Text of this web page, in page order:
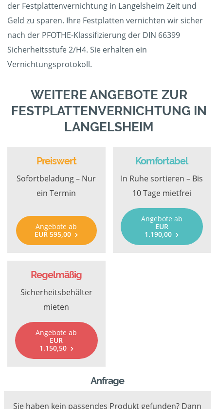
der Festplattenvernichtung in Langelsheim Zeit und
Geld zu sparen. Ihre Festplatten vernichten wir sicher
nach der PFOTHE-Klassifizierung der DIN 66399
Sicherheitsstufe 2/H4. Sie erhalten ein
Vernichtungsprotokoll.
WEITERE ANGEBOTE ZUR
FESTPLATTENVERNICHTUNG IN
LANGELSHEIM
Preiswert
Sofortbeladung – Nur
ein Termin
Angebote ab
EUR 595,00
Komfortabel
In Ruhe sortieren – Bis
10 Tage mietfrei
Angebote ab
EUR
1.190,00
Regelmäßig
Sicherheitsbehälter
mieten
Angebote ab
EUR
1.150,50
Anfrage
Sie haben kein passendes Produkt gefunden? Dann